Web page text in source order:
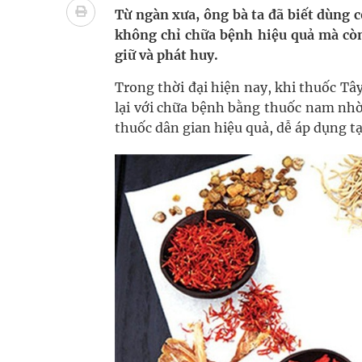
Tác Dụng Chống Kết Tập Tiểu Cầu Và Chống
Quan Bằng Chứng Dược Lý Và Cơ Chế Phân Tử
Xây dựng bản đồ mạng lưới cấp cứu ngoại viện
Dự báo thời tiết ngày 08/8/2026: Bắc Bộ nắng
Đắk Lắk: Đẩy nhanh tiến độ khám sức khỏe
Từ ngàn xưa, ông bà ta đã biết dùng
không chỉ chữa bệnh hiệu quả mà
giữ và phát huy.
Trong thời đại hiện nay, khi thuốc
lại với chữa bệnh bằng thuốc nam
thuốc dân gian hiệu quả, dễ áp dụng